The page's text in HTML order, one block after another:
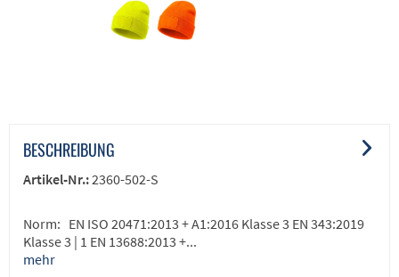
BESCHREIBUNG
Artikel-Nr.:2360-502-S
Norm: EN ISO 20471:2013 + A1:2016 Klasse 3 EN 343:2019
Klasse 3 | 1 EN 13688:2013 +...
mehr